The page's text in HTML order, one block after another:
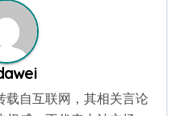
载自互联网，其相关言论